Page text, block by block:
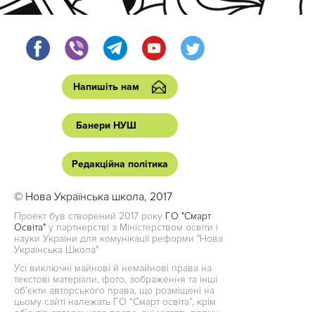
Напишіть нам
Банери НУШ
Редакційна політика
© Нова Українська школа, 2017
Проект був створений 2017 року ГО "Смарт
Освіта" у партнерстві з Міністерством освіти і
науки України для комунікації реформи "Нова
Українська Школа"
Усі виключні майнові й немайнові права на
текстові матеріали, фото, зображення та інші
об’єкти авторського права, що розміщені на
цьому сайті належать ГО “Смарт освіта”, крім